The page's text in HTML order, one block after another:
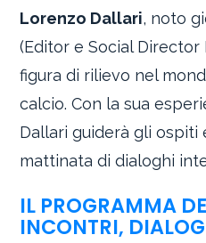
Lorenzo Dallari, noto
(Editor e Social Director
figura di rilievo nel
calcio. Con la sua
Dallari guiderà gli ospiti
mattinata di dialoghi
IL PROGRAMMA
INCONTRI,